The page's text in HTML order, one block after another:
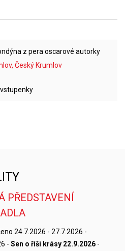
z pera oscarové autorky
Český Krumlov
PŘEDSTAVENÍ
24.7.2026 - 27.7.2026 -
- Sen o říši krásy 22.9.2026 -